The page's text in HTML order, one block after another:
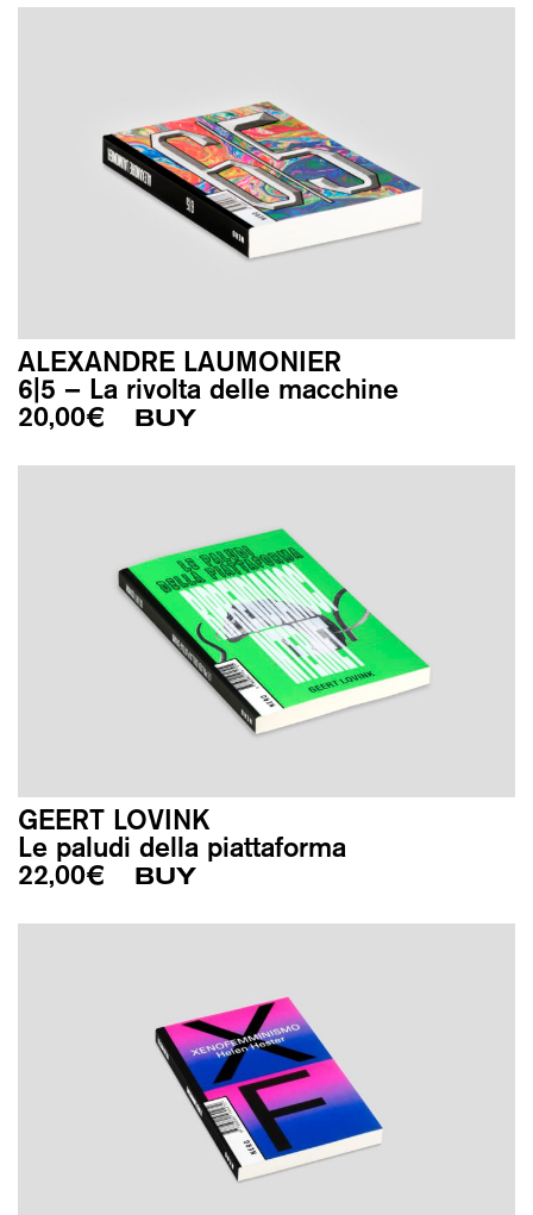
ALEXANDRE LAUMONIER
6|5 – La rivolta delle macchine
20,00€ BUY
GEERT LOVINK
Le paludi della piattaforma
22,00€ BUY